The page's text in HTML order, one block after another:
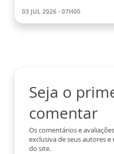
03 JUL 2026 - 07H00
Seja o
comentar
Os comentários e
exclusiva de seus autores
do site.